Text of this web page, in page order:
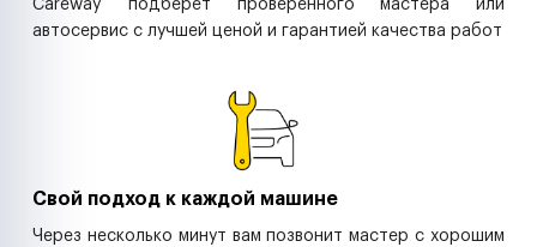
Careway подберет проверенного мастера или
автосервис с лучшей ценой и гарантией качества работ
Свой подход к каждой машине
Через несколько минут вам позвонит мастер с хорошим